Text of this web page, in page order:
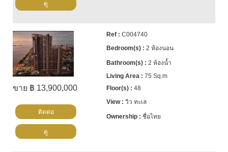
ดู
ขาย ฿ 13,900,000
C004740
2 ห้องนอน
2 ห้องน้ำ
75 Sq.m
48
วิว ทะเล
ชื่อไทย
ติดต่อ
ดู